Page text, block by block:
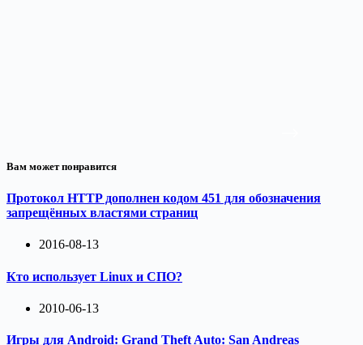
Вам может понравится
Протокол HTTP дополнен кодом 451 для обозначения
запрещённых властями страниц
2016-08-13
Кто использует Linux и СПО?
2010-06-13
Игры для Android: Grand Theft Auto: San Andreas